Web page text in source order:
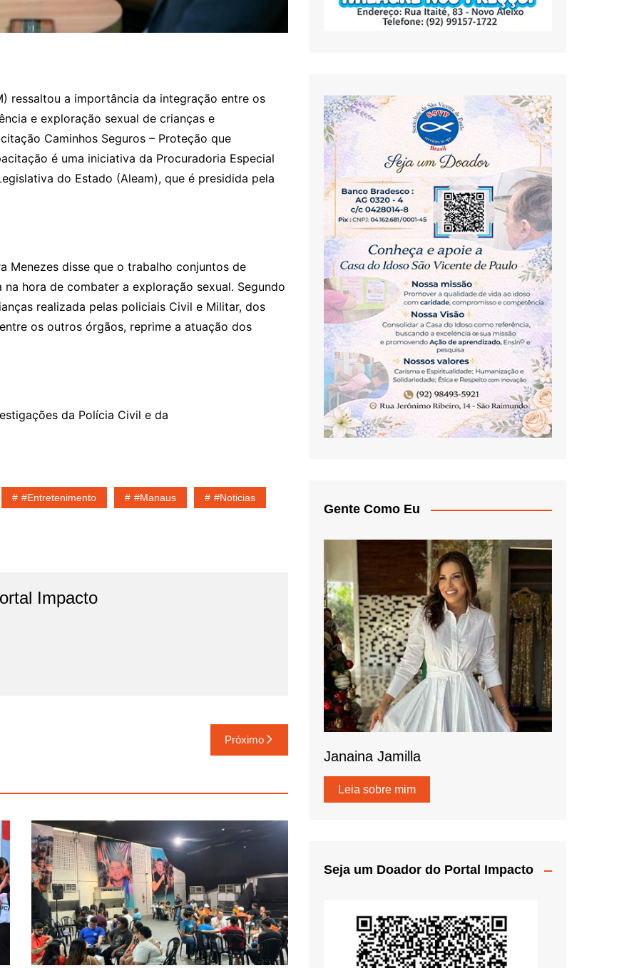
ressaltou a importância da integração entre os
e exploração sexual de crianças e
Caminhos Seguros – Proteção que
é uma iniciativa da Procuradoria Especial
do Estado (Aleam), que é presidida pela
Menezes disse que o trabalho conjuntos de
hora de combater a exploração sexual. Segundo
realizada pelas policiais Civil e Militar, dos
os outros órgãos, reprime a atuação dos
da Polícia Civil e da
#entretenimento #Manaus #noticias
Impacto
Próximo
Gente Como Eu
Janaina Jamilla
Leia sobre mim
Seja um Doador do Portal Impacto